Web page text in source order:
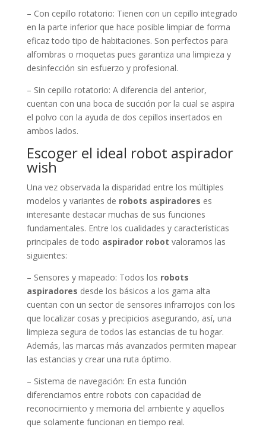
– Con cepillo rotatorio: Tienen con un cepillo integrado
en la parte inferior que hace posible limpiar de forma
eficaz todo tipo de habitaciones. Son perfectos para
alfombras o moquetas pues garantiza una limpieza y
desinfección sin esfuerzo y profesional.
– Sin cepillo rotatorio: A diferencia del anterior,
cuentan con una boca de succión por la cual se aspira
el polvo con la ayuda de dos cepillos insertados en
ambos lados.
Escoger el ideal robot aspirador
wish
Una vez observada la disparidad entre los múltiples
modelos y variantes de robots aspiradores es
interesante destacar muchas de sus funciones
fundamentales. Entre los cualidades y características
principales de todo aspirador robot valoramos las
siguientes:
– Sensores y mapeado: Todos los robots
aspiradores desde los básicos a los gama alta
cuentan con un sector de sensores infrarrojos con los
que localizar cosas y precipicios asegurando, así, una
limpieza segura de todos las estancias de tu hogar.
Además, las marcas más avanzados permiten mapear
las estancias y crear una ruta óptimo.
– Sistema de navegación: En esta función
diferenciamos entre robots con capacidad de
reconocimiento y memoria del ambiente y aquellos
que solamente funcionan en tiempo real.